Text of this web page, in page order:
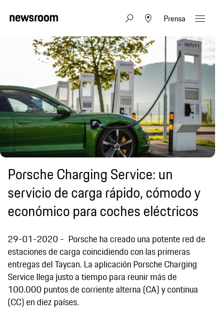
Prensa
Porsche Charging Service: un
servicio de carga rápido, cómodo y
económico para coches eléctricos
29-01-2020
Porsche ha creado una potente red de
estaciones de carga coincidiendo con las primeras
entregas del Taycan. La aplicación Porsche Charging
Service llega justo a tiempo para reunir más de
100.000 puntos de corriente alterna (CA) y continua
(CC) en diez países.